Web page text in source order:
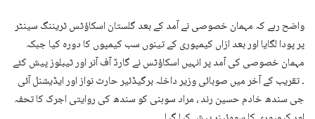
واضح رہے کہ مہمان خصوصی نے آمد کے بعد گلستان اسکاؤٹس ٹریننگ سینٹر
پر پودا لگایا اور بعد ازاں کیمپوری کے تینوں سب کیمپوں کا دورہ کیا جبکہ
مہمان خصوصی کی آمد پر انہیں اسکاؤٹس نے گارڈ آف آنر اور ٹیبلوز پیش کئے
۔ تقریب کے آخر میں صوبائی وزیر داخلہ برگیڈئیر حارث نواز اور ایڈیشنل آئی
جی سندھ خادم حسین رند ، مراد سوہنی کو سندھ کی روایتی اجرک کا تحفہ